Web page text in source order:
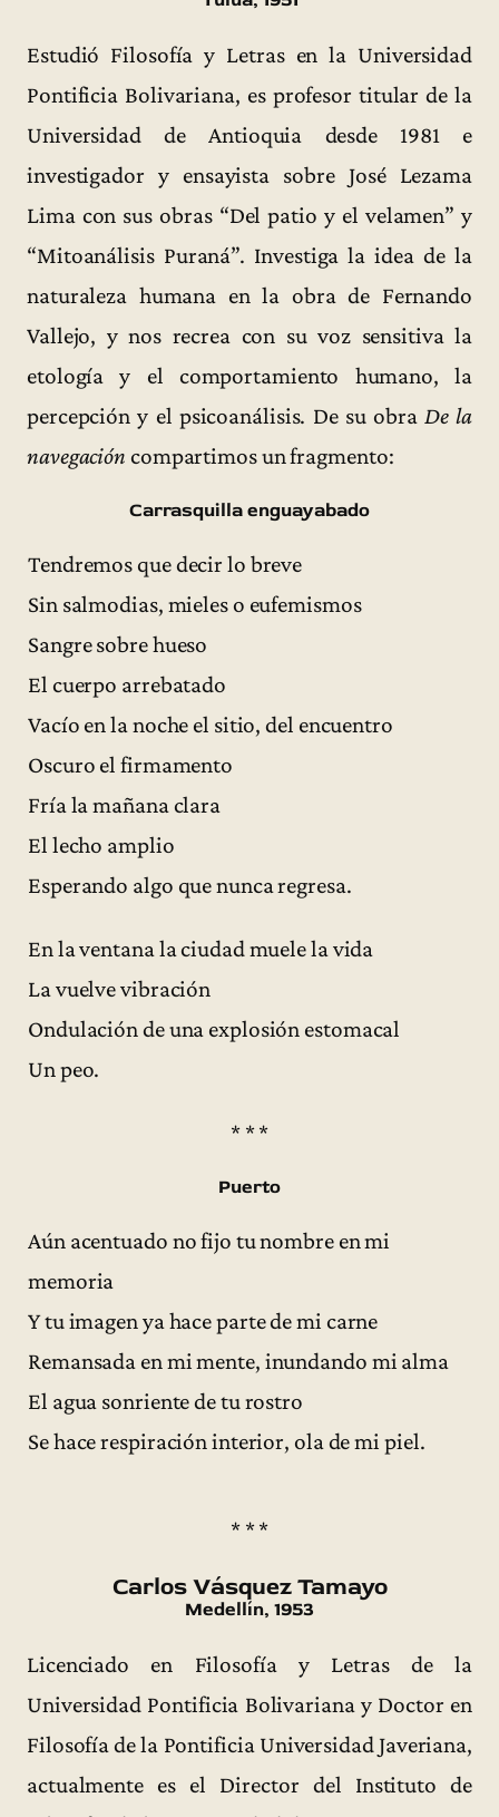
Estudió Filosofía y Letras en la Universidad
Pontificia Bolivariana, es profesor titular de la
Universidad de Antioquia desde 1981 e
investigador y ensayista sobre José Lezama
Lima con sus obras “Del patio y el velamen” y
“Mitoanálisis Puraná”. Investiga la idea de la
naturaleza humana en la obra de Fernando
Vallejo, y nos recrea con su voz sensitiva la
etología y el comportamiento humano, la
percepción y el psicoanálisis. De su obra De la
navegación compartimos un fragmento:
Carrasquilla enguayabado
Tendremos que decir lo breve
Sin salmodias, mieles o eufemismos
Sangre sobre hueso
El cuerpo arrebatado
Vacío en la noche el sitio, del encuentro
Oscuro el firmamento
Fría la mañana clara
El lecho amplio
Esperando algo que nunca regresa.
En la ventana la ciudad muele la vida
La vuelve vibración
Ondulación de una explosión estomacal
Un peo.
* * *
Puerto
Aún acentuado no fijo tu nombre en mi
memoria
Y tu imagen ya hace parte de mi carne
Remansada en mi mente, inundando mi alma
El agua sonriente de tu rostro
Se hace respiración interior, ola de mi piel.
* * *
Carlos Vásquez Tamayo
Medellín, 1953
Licenciado en Filosofía y Letras de la
Universidad Pontificia Bolivariana y Doctor en
Filosofía de la Pontificia Universidad Javeriana,
actualmente es el Director del Instituto de